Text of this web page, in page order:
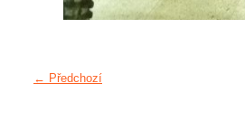
← Předchozí